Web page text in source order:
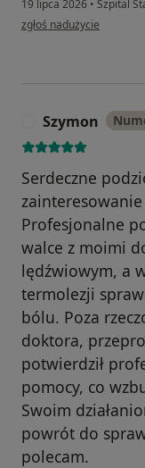
19 lipca 2026 • Szpital
w opinii użytkownika
zgłoś nadużycie
Szymon
Serdeczne
Profesjonalne
walce z moimi
lędźwiowym, a
termolezji
bólu. Poza
doktora,
potwierdził
pomocy, co
Swoim
powrót do
polecam.